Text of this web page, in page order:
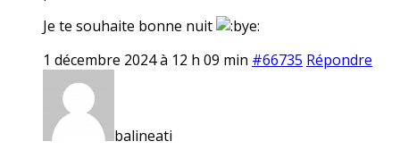
Je te souhaite bonne nuit
1 décembre 2024 à 12 h 09 min #66735 Répondre
balineati